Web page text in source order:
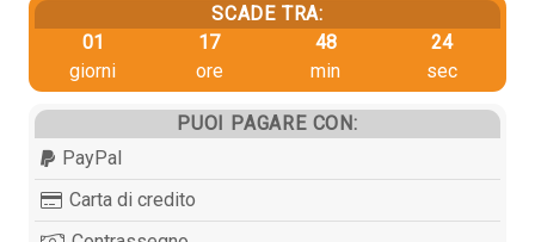
SCADE TRA:
01
giorni
17
ore
48
min
23
sec
PUOI PAGARE CON:
PayPal
Carta di credito